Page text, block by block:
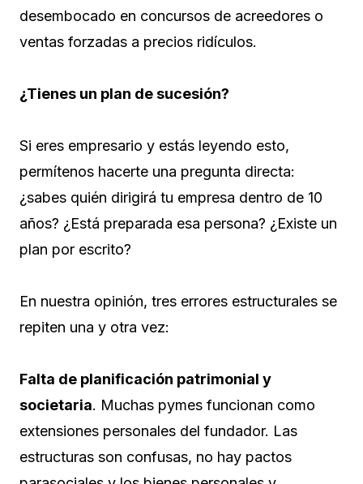
desembocado en concursos de acreedores o
ventas forzadas a precios ridículos.
¿Tienes un plan de sucesión?
Si eres empresario y estás leyendo esto,
permítenos hacerte una pregunta directa:
¿sabes quién dirigirá tu empresa dentro de 10
años? ¿Está preparada esa persona? ¿Existe un
plan por escrito?
En nuestra opinión, tres errores estructurales se
repiten una y otra vez:
Falta de planificación patrimonial y
societaria. Muchas pymes funcionan como
extensiones personales del fundador. Las
estructuras son confusas, no hay pactos